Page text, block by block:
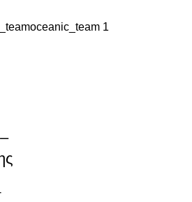
oceanic_team 1